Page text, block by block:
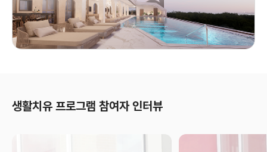
생활치유 프로그램 참여자 인터뷰